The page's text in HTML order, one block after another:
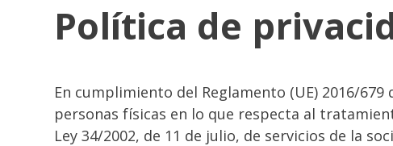
ENERO
2017
LOS LÍMITES EN
UNA ESCUELA
ACTIVA
Política de
En cumplimiento del Reglamento (UE) 2016/
personas físicas en lo que respecta al
Ley 34/2002, de 11 de julio, de servicios de la